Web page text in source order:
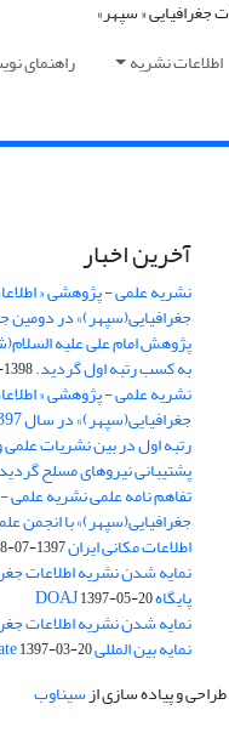
اطلاعات نشریه راهنمای
آخرین اخبار
نشریه علمی - پژوهشی «
جغرافیایی(سپهر)» در دومین
به کسب رتبه اول گردید.1398-06-11
نشریه علمی - پژوهشی «
رتبه اول در بین نشریات
پشتیبانی نیروهای مسلح
تفاهم نامه علمی نشریه
جغرافیایی(سپهر)» با انجمن
اطلاعات مکانی ایران1397-07-28
نمایه شدن نشریه اطلاعات
پایگاه DOAJ1397-05-20
نمایه شدن نشریه اطلاعات
نمایه بین المللی J-Gate1397-03-20
طراحی و پیاده سازی ازسیناوب